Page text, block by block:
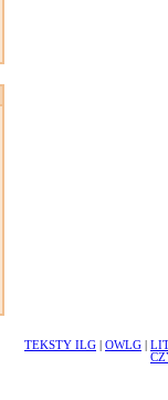
TEKSTY ILG OWLG